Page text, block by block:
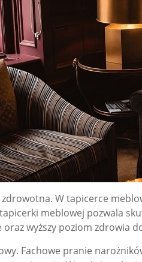
W tapicerce
meblowej pozwala
oraz wyższy poziom zdrowia
Fachowe pranie